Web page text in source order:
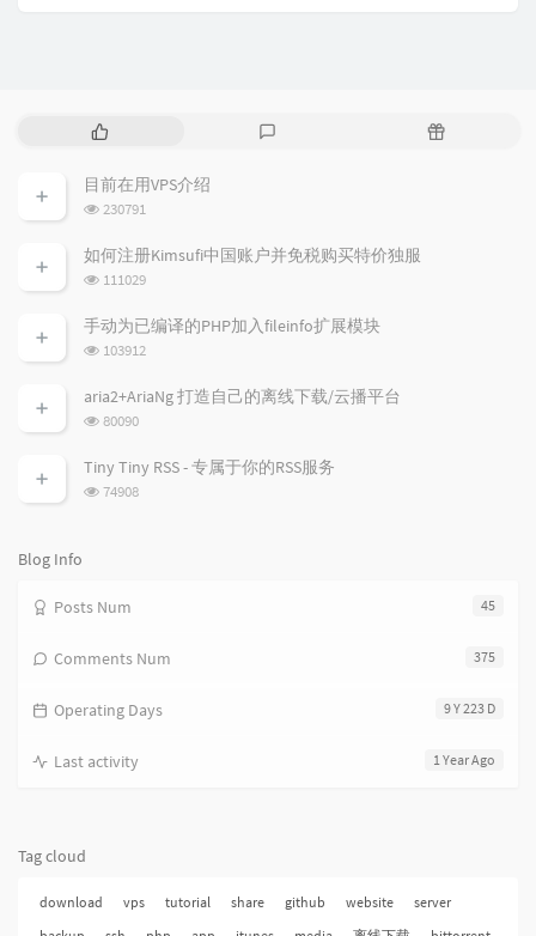
P
p
u
a
r
r
t
c
l
s
t
m
n
R
目前在用VPS介绍
浏
次
数:
230791
如何注册Kimsufi中国账户并免税购买特价独服
浏
次
数:
111029
手动为已编译的PHP加入fileinfo扩展模块
浏
次
103912
aria2+AriaNg 打造自己的离线下载/云播平台
浏
次
数:
80090
Tiny Tiny RSS - 专属于你的RSS服务
浏
74908
Blog Info
45
Posts Num
375
Comments Num
9 Y 223 D
Operating Days
1 Year Ago
Last activity
Tag cloud
download vps tutorial share github website
server